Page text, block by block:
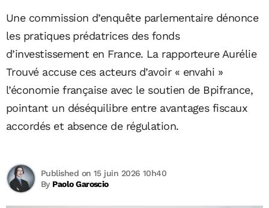
Une commission d’enquête parlementaire dénonce
les pratiques prédatrices des fonds
d’investissement en France. La rapporteure Aurélie
Trouvé accuse ces acteurs d’avoir « envahi »
l’économie française avec le soutien de Bpifrance,
pointant un déséquilibre entre avantages fiscaux
accordés et absence de régulation.
By Paolo Garoscio
Published on 15 juin 2026 10h40